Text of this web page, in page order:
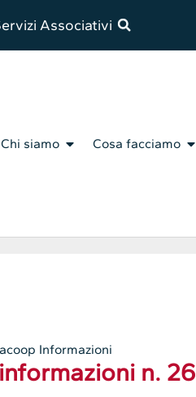
Associativi
Chi siamo Cosa facciamo
Informazioni
n. 26